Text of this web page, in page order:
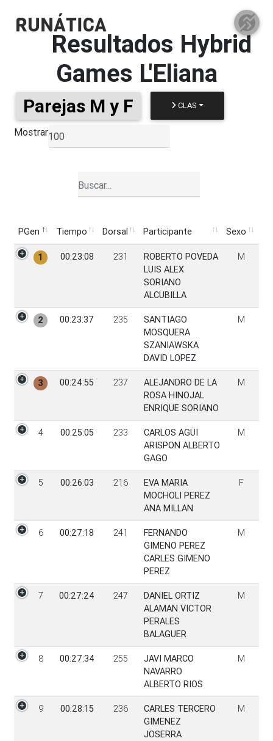
Resultados Hybrid
Games L'Eliana
Parejas M y F CLAS
Mostrar
PGen Tiempo Dorsal Participante
Sexo
PGen
Tiempo Dorsal Participante Sexo
1 00:23:08 231
ROBERTO POVEDA
LUIS ALEX
SORIANO
ALCUBILLA
M
2 00:23:37 235
SANTIAGO
MOSQUERA
SZANIAWSKA
DAVID LOPEZ
M
3 00:24:55 237
ALEJANDRO DE LA
ROSA HINOJAL
ENRIQUE SORIANO
M
4 00:25:05 233
CARLOS AGÜI
ARISPON ALBERTO
GAGO
M
5 00:26:03 216
EVA MARIA
MOCHOLI PEREZ
ANA MILLAN
F
6 00:27:18 241
FERNANDO
GIMENO PEREZ
CARLES GIMENO
PEREZ
M
7 00:27:24 247
DANIEL ORTIZ
ALAMAN VICTOR
PERALES
BALAGUER
M
8 00:27:34 255
JAVI MARCO
NAVARRO
ALBERTO RIOS
M
9 00:28:15 236
CARLES TERCERO
GIMENEZ
JOSERRA
M